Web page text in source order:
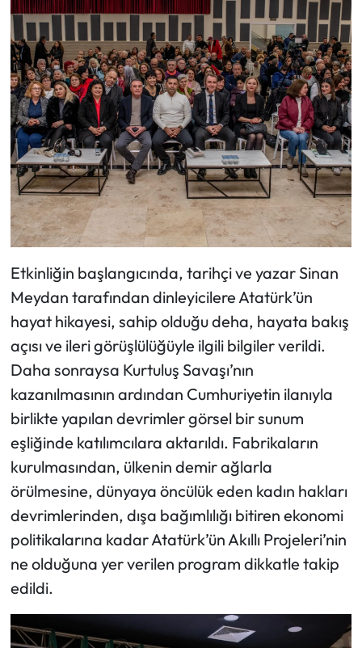
Etkinliğin başlangıcında, tarihçi ve yazar Sinan
Meydan tarafından dinleyicilere Atatürk’ün
hayat hikayesi, sahip olduğu deha, hayata bakış
açısı ve ileri görüşlülüğüyle ilgili bilgiler verildi.
Daha sonraysa Kurtuluş Savaşı’nın
kazanılmasının ardından Cumhuriyetin ilanıyla
birlikte yapılan devrimler görsel bir sunum
eşliğinde katılımcılara aktarıldı. Fabrikaların
kurulmasından, ülkenin demir ağlarla
örülmesine, dünyaya öncülük eden kadın hakları
devrimlerinden, dışa bağımlılığı bitiren ekonomi
politikalarına kadar Atatürk’ün Akıllı Projeleri’nin
ne olduğuna yer verilen program dikkatle takip
edildi.